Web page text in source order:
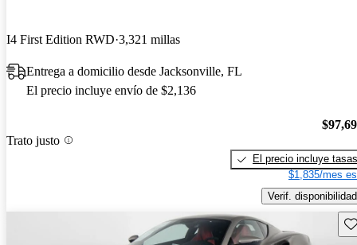
I4 First Edition RWD 3,321 millas
Entrega a domicilio desde Jacksonville, FL
El precio incluye envío de $2,136
Trato justo
El precio incluye tasas
$1,835/mes
Verif. disponibilidad